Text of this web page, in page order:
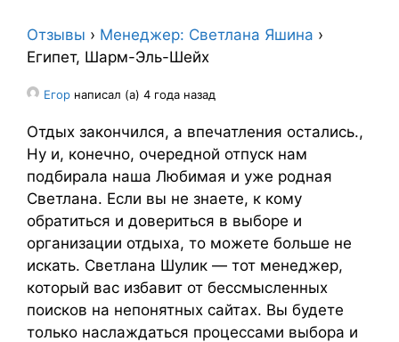
Отзывы › Менеджер: Светлана Яшина ›
Египет, Шарм-Эль-Шейх
Егор написал (а) 4 года назад
Отдых закончился, а впечатления остались.,
Ну и, конечно, очередной отпуск нам
подбирала наша Любимая и уже родная
Светлана. Если вы не знаете, к кому
обратиться и довериться в выборе и
организации отдыха, то можете больше не
искать. Светлана Шулик — тот менеджер,
который вас избавит от бессмысленных
поисков на непонятных сайтах. Вы будете
только наслаждаться процессами выбора и